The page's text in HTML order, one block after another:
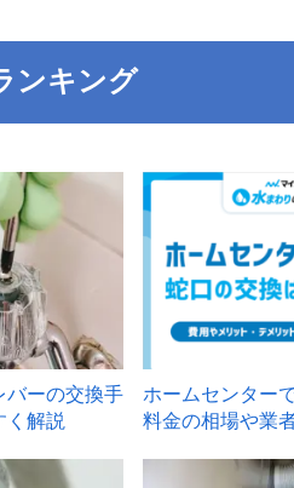
ンキング
バーの交換手
く解説
ホームセンター
料金の相場や業